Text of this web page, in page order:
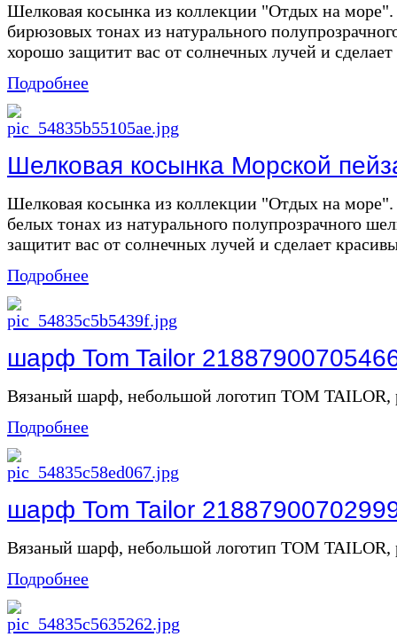
Шелковая косынка из коллекции "Отдых на море".
бирюзовых тонах из натурального
хорошо защитит вас от солнечных лучей и
Подробнее
Шелковая косынка Морской
Шелковая косынка из коллекции "Отдых на море".
белых тонах из натурального полупрозрачного
защитит вас от солнечных лучей и сделает
Подробнее
шарф Tom Tailor
Вязаный шарф, небольшой логотип TOM TAILOR,
Подробнее
шарф Tom Tailor
Вязаный шарф, небольшой логотип TOM TAILOR,
Подробнее